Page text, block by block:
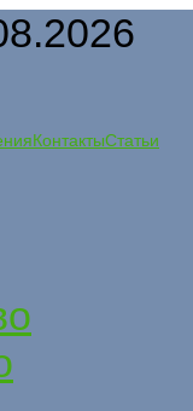
КонтактыСтатьи